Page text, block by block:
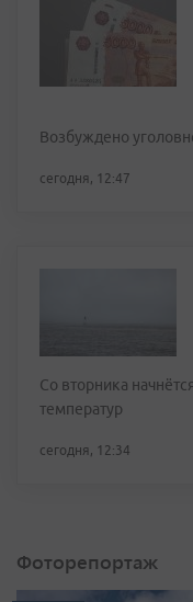
Возбуждено
сегодня, 12:47
Со вторника
температур
сегодня, 12:34
Фоторепортаж